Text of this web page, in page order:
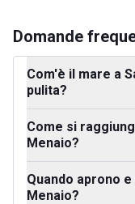
Domande
Com'è il mare a
pulita?
Come si
Menaio?
Quando aprono
Menaio?